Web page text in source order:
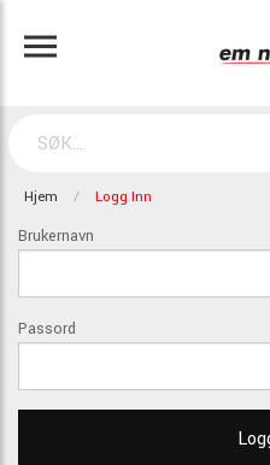
Hjem Logg Inn
Brukernavn
Passord